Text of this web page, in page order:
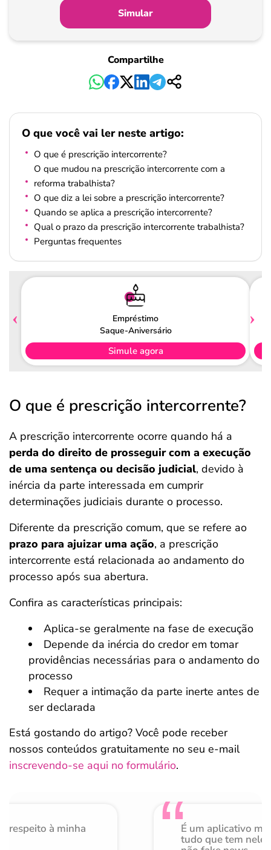
Simular
Compartilhe
O que você vai ler neste artigo:
O que é prescrição intercorrente?
O que mudou na prescrição intercorrente com a
reforma trabalhista?
O que diz a lei sobre a prescrição intercorrente?
Quando se aplica a prescrição intercorrente?
Qual o prazo da prescrição intercorrente trabalhista?
Perguntas frequentes
Empréstimo
Saque-Aniversário
Simule agora
O que é prescrição intercorrente?
A prescrição intercorrente ocorre quando há a
perda do direito de prosseguir com a execução
de uma sentença ou decisão judicial, devido à
inércia da parte interessada em cumprir
determinações judiciais durante o processo.
Diferente da prescrição comum, que se refere ao
prazo para ajuizar uma ação, a prescrição
intercorrente está relacionada ao andamento do
processo após sua abertura.
Confira as características principais:
Aplica-se geralmente na fase de execução
Depende da inércia do credor em tomar
providências necessárias para o andamento do
processo
Requer a intimação da parte inerte antes de
ser declarada
Está gostando do artigo? Você pode receber
nossos conteúdos gratuitamente no seu e-mail
inscrevendo-se aqui no formulário.
respeito à minha É um aplicativo
tudo que tem nele